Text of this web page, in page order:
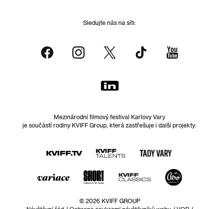
Sledujte nás na síti:
Mezinárodní filmový festival Karlovy Vary
je součástí rodiny KVIFF Group, která zastřešuje i další projekty:
© 2026 KVIFF GROUP